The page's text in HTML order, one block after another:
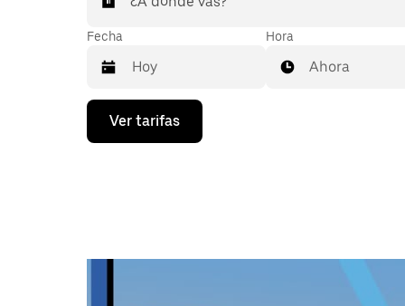
Fecha
Presiona
flecha
calendario
Hora
Ahora
Ver tarifas